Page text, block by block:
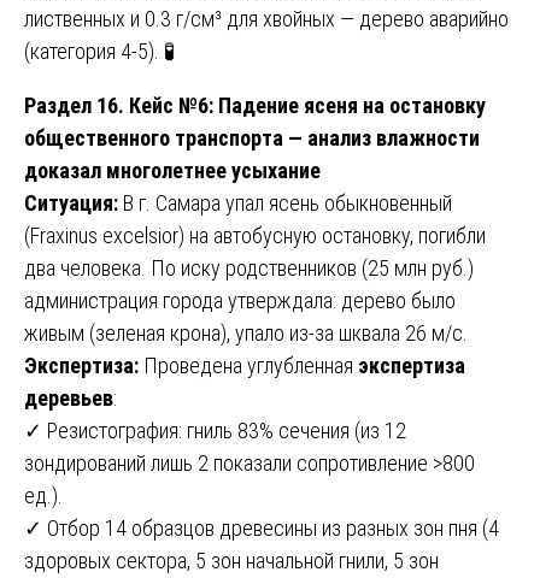
лиственных и 0.3 г/см³ для хвойных — дерево аварийно
(категория 4-5). 🧪
Раздел 16. Кейс №6: Падение ясеня на остановку
общественного транспорта — анализ влажности
доказал многолетнее усыхание
Ситуация: В г. Самара упал ясень обыкновенный
(Fraxinus excelsior) на автобусную остановку, погибли
два человека. По иску родственников (25 млн руб.)
администрация города утверждала: дерево было
живым (зеленая крона), упало из-за шквала 26 м/с.
Экспертиза: Проведена углубленная экспертиза
деревьев:
✓ Резистография: гниль 83% сечения (из 12
зондирований лишь 2 показали сопротивление >800
ед.).
✓ Отбор 14 образцов древесины из разных зон пня (4
здоровых сектора, 5 зон начальной гнили, 5 зон